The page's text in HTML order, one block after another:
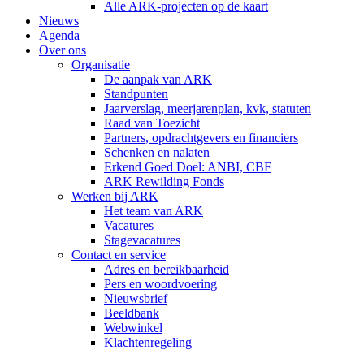
Alle ARK-projecten op de kaart
Nieuws
Agenda
Over ons
Organisatie
De aanpak van ARK
Standpunten
Jaarverslag, meerjarenplan, kvk, statuten
Raad van Toezicht
Partners, opdrachtgevers en financiers
Schenken en nalaten
Erkend Goed Doel: ANBI, CBF
ARK Rewilding Fonds
Werken bij ARK
Het team van ARK
Vacatures
Stagevacatures
Contact en service
Adres en bereikbaarheid
Pers en woordvoering
Nieuwsbrief
Beeldbank
Webwinkel
Klachtenregeling